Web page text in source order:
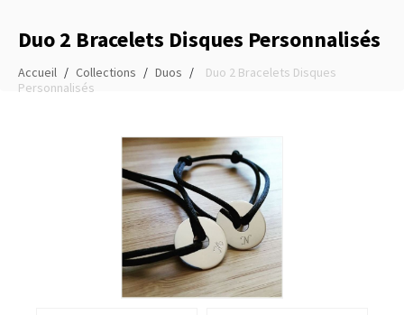
Duo 2 Bracelets Disques Personnalisés
Accueil Collections Duos
Duo 2 Bracelets Disques
Personnalisés